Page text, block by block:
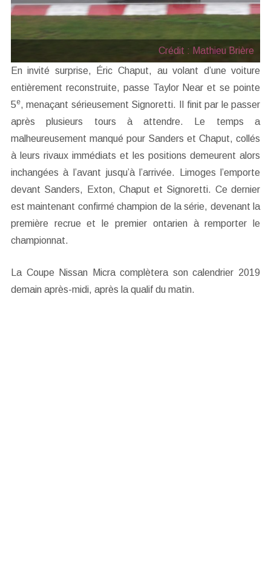
Crédit : Mathieu Brière
En invité surprise, Éric Chaput, au volant d’une voiture
entièrement reconstruite, passe Taylor Near et se pointe
5e, menaçant sérieusement Signoretti. Il finit par le passer
après plusieurs tours à attendre. Le temps a
malheureusement manqué pour Sanders et Chaput, collés
à leurs rivaux immédiats et les positions demeurent alors
inchangées à l’avant jusqu’à l’arrivée. Limoges l’emporte
devant Sanders, Exton, Chaput et Signoretti. Ce dernier
est maintenant confirmé champion de la série, devenant la
première recrue et le premier ontarien à remporter le
championnat.
La Coupe Nissan Micra complètera son calendrier 2019
demain après-midi, après la qualif du matin.